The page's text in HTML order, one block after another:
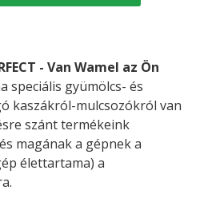
- Van Wamel az Ön
speciális gyümölcs- és
kaszákról-mulcsozókról van
szánt termékeink
magának a gépnek a
élettartama) a